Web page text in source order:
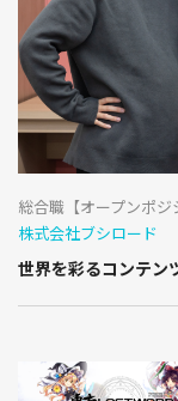
総合職【オープンポジ
株式会社ブシロード
世界を彩るコンテン